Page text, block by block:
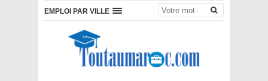
EMPLOI PAR VILLE